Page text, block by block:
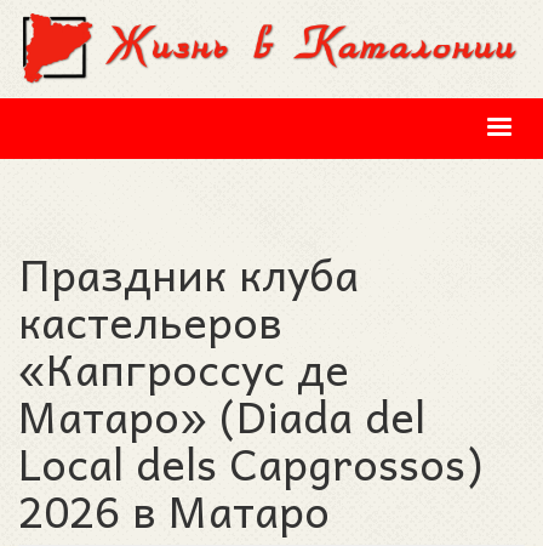
Перейти к основному содержанию
Праздник клуба
кастельеров
«Капгроссус де
Матаро» (Diada del
Local dels Capgrossos)
2026 в Матаро